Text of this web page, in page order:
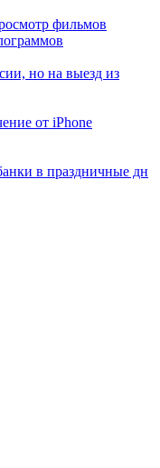
фильмов
но на выезд из
от iPhone
в праздничные дн